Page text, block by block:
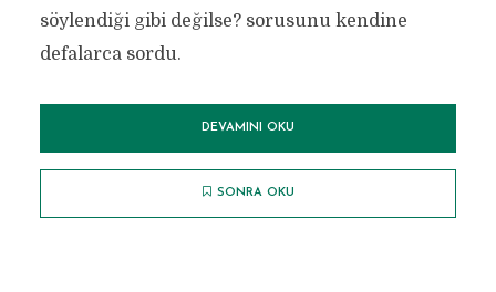
söylendiği gibi değilse? sorusunu kendine
defalarca sordu.
DEVAMINI OKU
SONRA OKU